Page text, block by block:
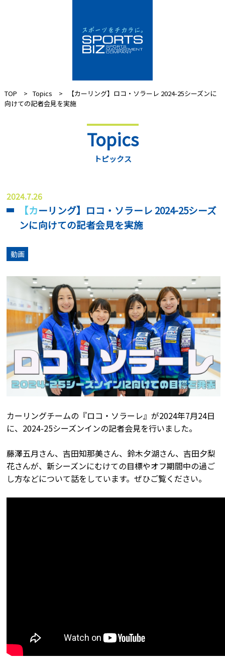
TOP Topics
【カーリング】ロコ・ソラーレ 2024-25シーズンに
向けての記者会見を実施
Topics
トピックス
2024.7.26
【カーリング】ロコ・ソラーレ 2024-25シーズ
ンに向けての記者会見を実施
動画
カーリングチームの『ロコ・ソラーレ』が2024年7月24日
に、2024-25シーズンインの記者会見を行いました。
藤澤五月さん、吉田知那美さん、鈴木夕湖さん、吉田夕梨
花さんが、新シーズンにむけての目標やオフ期間中の過ご
し方などについて話をしています。ぜひご覧ください。